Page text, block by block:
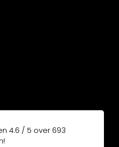
4.6 / 5 over693